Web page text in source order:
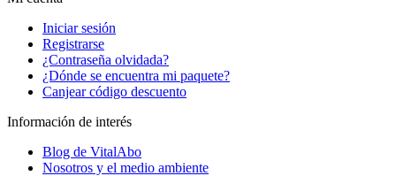
Iniciar sesión
Registrarse
¿Contraseña olvidada?
¿Dónde se encuentra mi paquete?
Canjear código descuento
Información de interés
Blog de VitalAbo
Nosotros y el medio ambiente